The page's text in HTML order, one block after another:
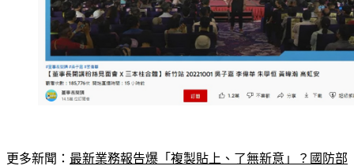
更多新聞： 最新業務報告爆「複製貼上、了無新意」？國防部